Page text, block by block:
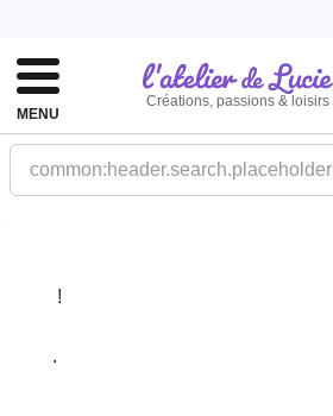
MENU
Créations, passions & loisirs
common:header.search.placeholder
!
.